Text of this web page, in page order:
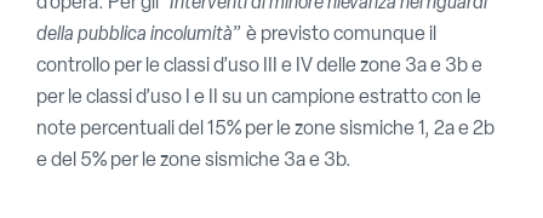
della pubblica incolumità” è previsto comunque il
controllo per le classi d’uso III e IV delle zone 3a e 3b e
per le classi d’uso I e II su un campione estratto con le
note percentuali del 15% per le zone sismiche 1, 2a e 2b
e del 5% per le zone sismiche 3a e 3b.